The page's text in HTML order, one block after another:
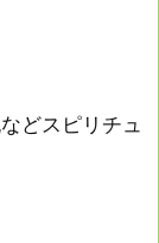
どスピリチュ